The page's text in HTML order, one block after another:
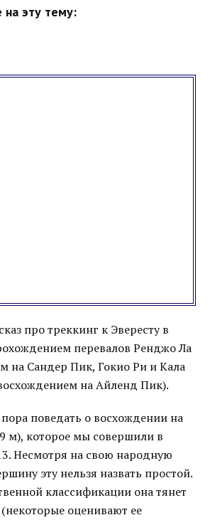
эту тему:
про треккинг к Эвересту в
перевалов Ренджо Ла
на Сандер Пик, Гокио Ри и Кала
на Айленд Пик).
поведать о восхождении на
м), которое мы совершили в
Несмотря на свою народную
эту нельзя назвать простой.
классификации она тянет
оценивают ее